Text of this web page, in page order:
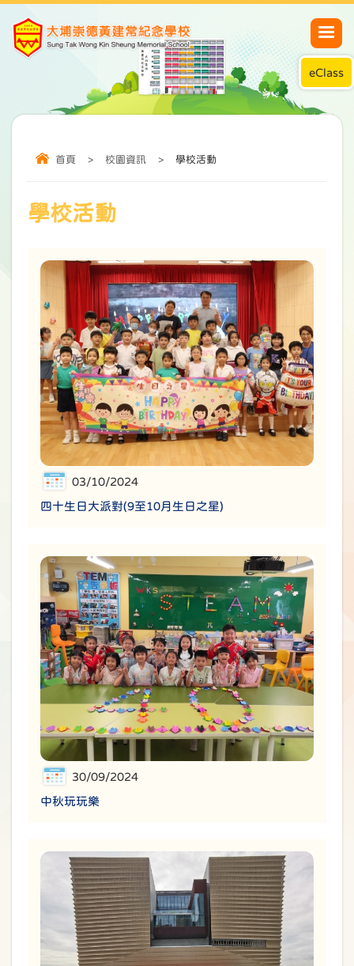
eClass
首頁 > 校園資訊 > 學校活動
學校活動
03/10/2024
四十生日大派對(9至10月生日之星)
30/09/2024
中秋玩玩樂